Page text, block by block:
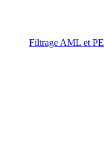
Filtrage AML et